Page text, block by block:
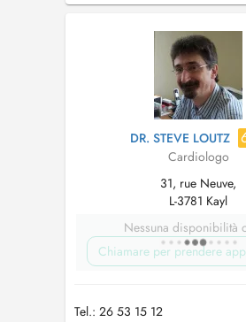
DR. STEVE LOUTZ
Cardiologo
31, rue Neuve,
L-3781 Kayl
Nessuna disponibilità
Chiamare per prendere
Tel.: 26 53 15 12